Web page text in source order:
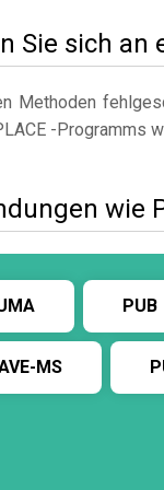
Sie sich an
Methoden
-Programms
wie
PUB
MS